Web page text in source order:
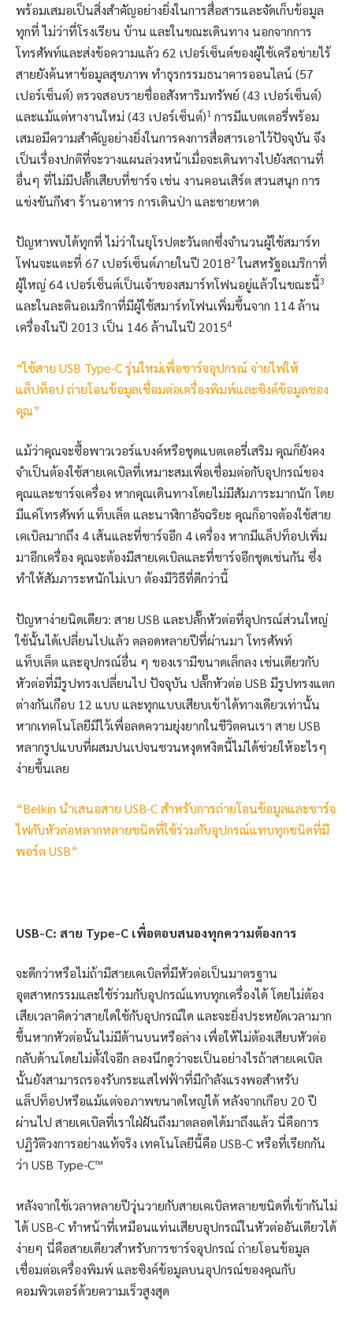
พร้อมเสมอเป็นสิ่งสำคัญอย่างยิ่งในการสื่อสารและจัดเก็บข้อมูล
ทุกที่ ไม่ว่าที่โรงเรียน บ้าน และในขณะเดินทาง นอกจากการ
โทรศัพท์และส่งข้อความแล้ว 62 เปอร์เซ็นต์ของผู้ใช้เครือข่ายไร้
สายยังค้นหาข้อมูลสุขภาพ ทำธุรกรรมธนาคารออนไลน์ (57
เปอร์เซ็นต์) ตรวจสอบรายชื่ออสังหาริมทรัพย์ (43 เปอร์เซ็นต์)
และแม้แต่หางานใหม่ (43 เปอร์เซ็นต์)1 การมีแบตเตอรี่พร้อม
เสมอมีความสำคัญอย่างยิ่งในการคงการสื่อสารเอาไว้ปัจจุบัน จึง
เป็นเรื่องปกติที่จะวางแผนล่วงหน้าเมื่อจะเดินทางไปยังสถานที่
อื่นๆ ที่ไม่มีปลั๊กเสียบที่ชาร์จ เช่น งานคอนเสิร์ต สวนสนุก การ
แข่งขันกีฬา ร้านอาหาร การเดินป่า และชายหาด
ปัญหาพบได้ทุกที่ ไม่ว่าในยุโรปตะวันตกซึ่งจำนวนผู้ใช้สมาร์ท
โฟนจะแตะที่ 67 เปอร์เซ็นต์ภายในปี 20182 ในสหรัฐอเมริกาที่
ผู้ใหญ่ 64 เปอร์เซ็นต์เป็นเจ้าของสมาร์ทโฟนอยู่แล้วในขณะนี้3
และในละตินอเมริกาที่มีผู้ใช้สมาร์ทโฟนเพิ่มขึ้นจาก 114 ล้าน
เครื่องในปี 2013 เป็น 146 ล้านในปี 20154
“ใช้สาย USB Type-C รุ่นใหม่เพื่อชาร์จอุปกรณ์ จ่ายไฟให้
แล็ปท็อป ถ่ายโอนข้อมูลเชื่อมต่อเครื่องพิมพ์และซิงค์ข้อมูลของ
คุณ”
แม้ว่าคุณจะซื้อพาวเวอร์แบงค์หรือชุดแบตเตอรี่เสริม คุณก็ยังคง
จำเป็นต้องใช้สายเคเบิลที่เหมาะสมเพื่อเชื่อมต่อกับอุปกรณ์ของ
คุณและชาร์จเครื่อง หากคุณเดินทางโดยไม่มีสัมภาระมากนัก โดย
มีแค่โทรศัพท์ แท็บเล็ต และนาฬิกาอัจฉริยะ คุณก็อาจต้องใช้สาย
เคเบิลมากถึง 4 เส้นและที่ชาร์จอีก 4 เครื่อง หากมีแล็ปท็อปเพิ่ม
มาอีกเครื่อง คุณจะต้องมีสายเคเบิลและที่ชาร์จอีกชุดเช่นกัน ซึ่ง
ทำให้สัมภาระหนักไม่เบา ต้องมีวิธีที่ดีกว่านี้
ปัญหาง่ายนิดเดียว: สาย USB และปลั๊กหัวต่อที่อุปกรณ์ส่วนใหญ่
ใช้นั้นได้เปลี่ยนไปแล้ว ตลอดหลายปีที่ผ่านมา โทรศัพท์
แท็บเล็ต และอุปกรณ์อื่น ๆ ของเรามีขนาดเล็กลง เช่นเดียวกับ
หัวต่อที่มีรูปทรงเปลี่ยนไป ปัจจุบัน ปลั๊กหัวต่อ USB มีรูปทรงแตก
ต่างกันเกือบ 12 แบบ และทุกแบบเสียบเข้าได้ทางเดียวเท่านั้น
หากเทคโนโลยีมีไว้เพื่อลดความยุ่งยากในชีวิตคนเรา สาย USB
หลากรูปแบบที่ผสมปนเปจนชวนหงุดหงิดนี้ไม่ได้ช่วยให้อะไรๆ
ง่ายขึ้นเลย
“Belkin นำเสนอสาย USB-C สำหรับการถ่ายโอนข้อมูลและชาร์จ
ไฟกับหัวต่อหลากหลายชนิดที่ใช้ร่วมกับอุปกรณ์แทบทุกชนิดที่มี
พอร์ต USB”
USB-C: สาย Type-C เพื่อตอบสนองทุกความต้องการ
จะดีกว่าหรือไม่ถ้ามีสายเคเบิลที่มีหัวต่อเป็นมาตรฐาน
อุตสาหกรรมและใช้ร่วมกับอุปกรณ์แทบทุกเครื่องได้ โดยไม่ต้อง
เสียเวลาคิดว่าสายใดใช้กับอุปกรณ์ใด และจะยิ่งประหยัดเวลามาก
ขึ้นหากหัวต่อนั้นไม่มีด้านบนหรือล่าง เพื่อให้ไม่ต้องเสียบหัวต่อ
กลับด้านโดยไม่ตั้งใจอีก ลองนึกดูว่าจะเป็นอย่างไรถ้าสายเคเบิล
นั้นยังสามารถรองรับกระแสไฟฟ้าที่มีกำลังแรงพอสำหรับ
แล็ปท็อปหรือแม้แต่จอภาพขนาดใหญ่ได้ หลังจากเกือบ 20 ปี
ผ่านไป สายเคเบิลที่เราใฝ่ฝันถึงมาตลอดได้มาถึงแล้ว นี่คือการ
ปฏิวัติวงการอย่างแท้จริง เทคโนโลยีนี้คือ USB-C หรือที่เรียกกัน
ว่า USB Type-C™
หลังจากใช้เวลาหลายปีวุ่นวายกับสายเคเบิลหลายชนิดที่เข้ากันไม่
ได้ USB-C ทำหน้าที่เหมือนแท่นเสียบอุปกรณ์ในหัวต่ออันเดียวได้
ง่ายๆ นี่คือสายเดียวสำหรับการชาร์จอุปกรณ์ ถ่ายโอนข้อมูล
เชื่อมต่อเครื่องพิมพ์ และซิงค์ข้อมูลบนอุปกรณ์ของคุณกับ
คอมพิวเตอร์ด้วยความเร็วสูงสุด